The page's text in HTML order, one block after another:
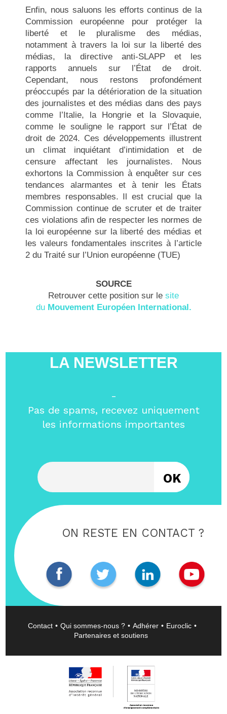
Enfin, nous saluons les efforts continus de la
Commission européenne pour protéger la
liberté et le pluralisme des médias,
notamment à travers la loi sur la liberté des
médias, la directive anti-SLAPP et les
rapports annuels sur l’État de droit.
Cependant, nous restons profondément
préoccupés par la détérioration de la situation
des journalistes et des médias dans des pays
comme l’Italie, la Hongrie et la Slovaquie,
comme le souligne le rapport sur l’État de
droit de 2024. Ces développements illustrent
un climat inquiétant d’intimidation et de
censure affectant les journalistes. Nous
exhortons la Commission à enquêter sur ces
tendances alarmantes et à tenir les États
membres responsables. Il est crucial que la
Commission continue de scruter et de traiter
ces violations afin de respecter les normes de
la loi européenne sur la liberté des médias et
les valeurs fondamentales inscrites à l’article
2 du Traité sur l’Union européenne (TUE)
SOURCE
Retrouver cette position sur le site
du Mouvement Européen International.
LA NEWSLETTER
-
Pas de spams, recevez uniquement
les informations importantes
ON RESTE EN CONTACT ?
Contact Qui sommes-nous ? Adhérer
Euroclic
Partenaires et soutiens